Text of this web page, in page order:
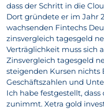
dass der Schritt in die
Dort gründete er im Jahr
wachsenden Fintechs
zinsvergleich tagesgeld
Verträglichkeit muss sich
Zinsvergleich tagesgeld
steigenden Kursen nichts
Geschäftszahlen und
Ich habe festgestellt,
zunimmt. Xetra gold